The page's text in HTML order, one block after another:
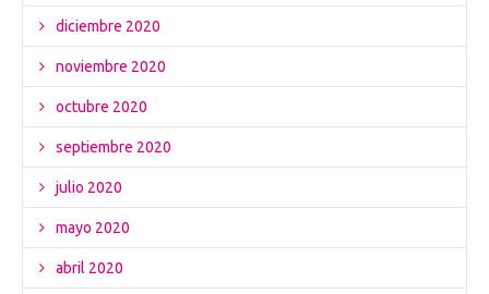
diciembre 2020
noviembre 2020
octubre 2020
septiembre 2020
julio 2020
mayo 2020
abril 2020